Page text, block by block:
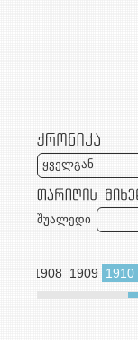
ყველგან
შუალედი
1908 1909 1910